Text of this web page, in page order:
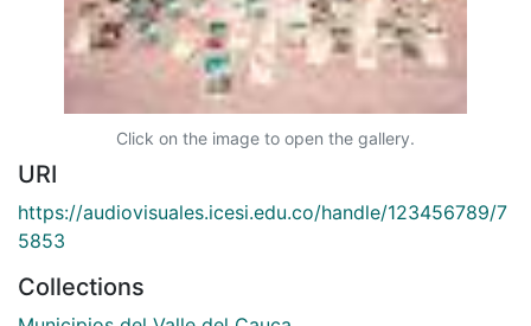
Click on the image to open the gallery.
URI
https://audiovisuales.icesi.edu.co/handle/123456789/7
5853
Collections